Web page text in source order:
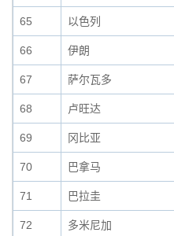
65 以色列
66 伊朗
67 萨尔瓦多
68 卢旺达
69 冈比亚
70 巴拿马
71 巴拉圭
72 多米尼加